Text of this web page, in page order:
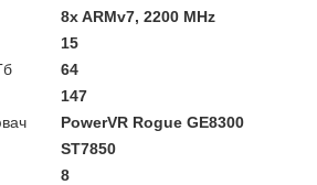
8x ARMv7, 2200 MHz
15
64
147
PowerVR Rogue GE8300
ST7850
8